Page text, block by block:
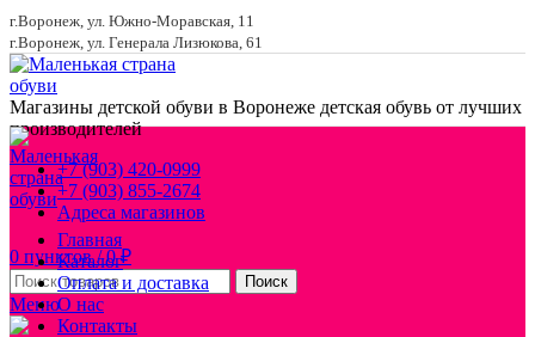
г.Воронеж, ул. Южно-Моравская, 11
г.Воронеж, ул. Генерала Лизюкова, 61
Магазины детской обуви в Воронеже детская обувь от лучших
производителей
+7 (903) 420-0999
+7 (903) 855-2674
Адреса магазинов
0 пунктов / 0₽
Поиск
Меню
Главная
Каталог
Оплата и доставка
О нас
Контакты